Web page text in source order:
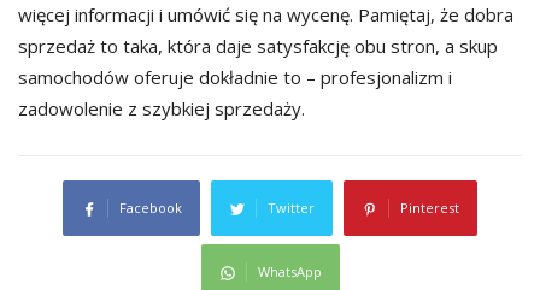
więcej informacji i umówić się na wycenę. Pamiętaj, że dobra
sprzedaż to taka, która daje satysfakcję obu stron, a skup
samochodów oferuje dokładnie to – profesjonalizm i
zadowolenie z szybkiej sprzedaży.
Facebook Twitter Pinterest
WhatsApp